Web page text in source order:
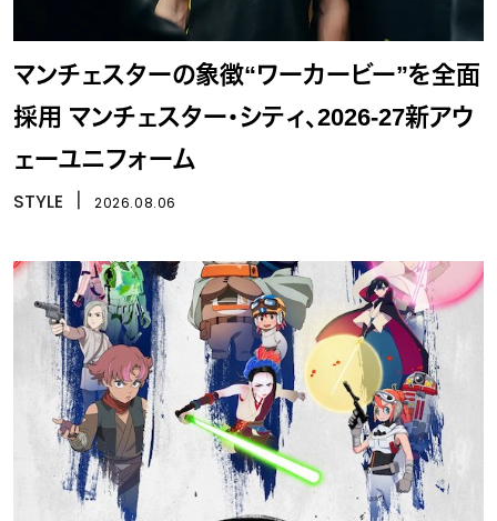
マンチェスターの象徴“ワーカービー”を全面
採用 マンチェスター・シティ、2026-27新アウ
ェーユニフォーム
STYLE 2026.08.06